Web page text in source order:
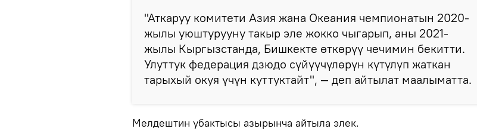
"Аткаруу комитети Азия жана Океания чемпионатын 2020-
жылы уюштурууну такыр эле жокко чыгарып, аны 2021-
жылы Кыргызстанда, Бишкекте өткөрүү чечимин бекитти.
Улуттук федерация дзюдо сүйүүчүлөрүн күтүлүп жаткан
тарыхый окуя үчүн куттуктайт", — деп айтылат маалыматта.
Мелдештин убактысы азырынча айтыла элек.